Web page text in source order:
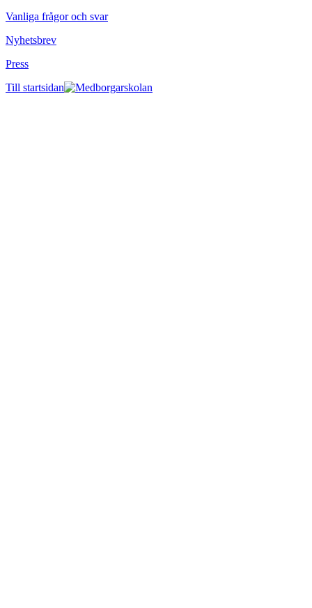
Vanliga frågor och svar
Nyhetsbrev
Press
Till startsidan